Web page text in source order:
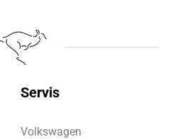
Servis
Volkswagen